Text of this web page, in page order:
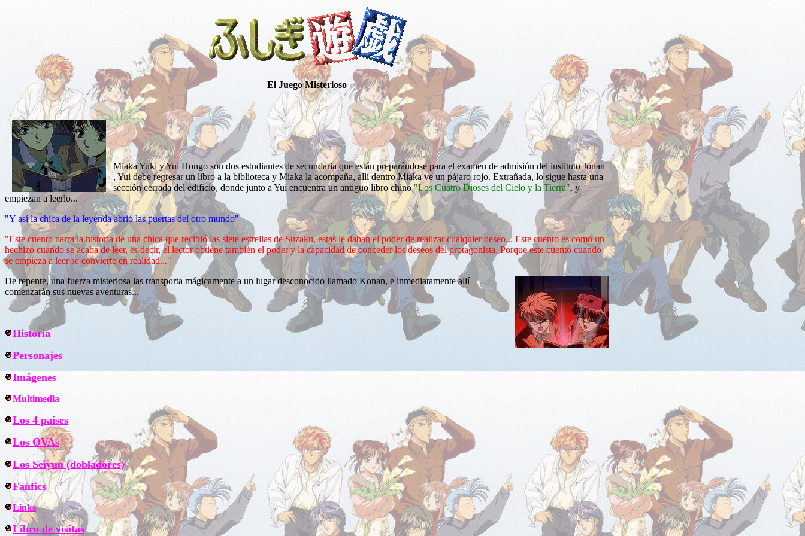
El Juego Misterioso
Miaka Yuki y Yui Hongo son dos estudiantes de secundaria que están preparándose para el examen de admisión del instituto Jonan
, Yui debe regresar un libro a la biblioteca y Miaka la acompaña, allí dentro Miaka ve un pájaro rojo. Extrañada, lo sigue hasta una
sección cerrada del edificio, donde junto a Yui encuentra un antiguo libro chino"Los Cuatro Dioses del Cielo y la Tierra", y
empiezan a leerlo...
"Y así la chica de la leyenda abrió las puertas del otro mundo"
"Este cuento narra la historia de una chica que recibió las siete estrellas de Suzaku, estas le daban el poder de realizar cualquier deseo... Este cuento es como un
hechizo cuando se acaba de leer, es decir, el lector obtiene también el poder y la capacidad de conceder los deseos del protagonista. Porque este cuento cuando
se empieza a leer se convierte en realidad..."
De repente, una fuerza misteriosa las transporta mágicamente a un lugar desconocido llamado Konan, e inmediatamente allí
comenzarán sus nuevas aventuras...
Historia
Personajes
Imágenes
Multimedia
Los 4 países
Los OVAs
Los Seiyuu (dobladores)
Fanfics
Links
Libro de visitas